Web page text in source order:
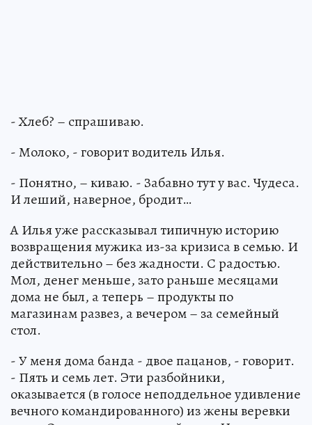
- Хлеб? – спрашиваю.
- Молоко, - говорит водитель Илья.
- Понятно, – киваю. - Забавно тут у вас. Чудеса.
И леший, наверное, бродит…
А Илья уже рассказывал типичную историю
возвращения мужика из-за кризиса в семью. И
действительно – без жадности. С радостью.
Мол, денег меньше, зато раньше месяцами
дома не был, а теперь – продукты по
магазинам развез, а вечером – за семейный
стол.
- У меня дома банда - двое пацанов, - говорит.
- Пять и семь лет. Эти разбойники,
оказывается (в голосе неподдельное удивление
вечного командированного) из жены веревки